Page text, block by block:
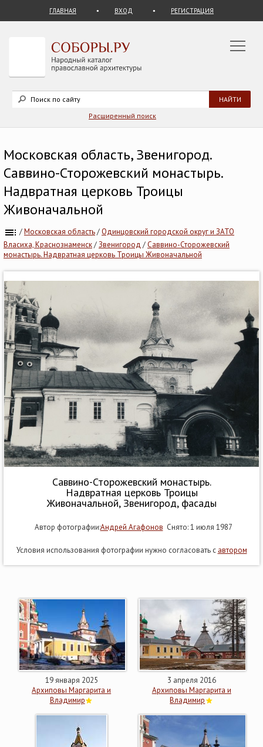
ГЛАВНАЯ ВХОД РЕГИСТРАЦИЯ
Расширенный поиск
Московская область, Звенигород.
Саввино-Сторожевский монастырь.
Надвратная церковь Троицы
Живоначальной
/Московская область/Одинцовский городской округ и ЗАТО
Власиха, Краснознаменск/Звенигород /Саввино-Сторожевский
монастырь. Надвратная церковь Троицы Живоначальной
Саввино-Сторожевский монастырь.
Надвратная церковь Троицы
Живоначальной, Звенигород, фасады
Автор фотографии:Андрей Агафонов Снято: 1 июля 1987
Условия использования фотографии нужно согласовать с автором
19 января 2025
Архиповы Маргарита и
Владимир
3 апреля 2016
Архиповы Маргарита и
Владимир